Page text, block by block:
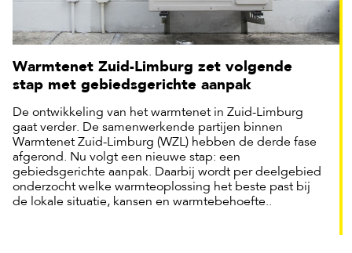
Warmtenet Zuid-Limburg zet volgende
stap met gebiedsgerichte aanpak
De ontwikkeling van het warmtenet in Zuid-Limburg
gaat verder. De samenwerkende partijen binnen
Warmtenet Zuid-Limburg (WZL) hebben de derde fase
afgerond. Nu volgt een nieuwe stap: een
gebiedsgerichte aanpak. Daarbij wordt per deelgebied
onderzocht welke warmteoplossing het beste past bij
de lokale situatie, kansen en warmtebehoefte..